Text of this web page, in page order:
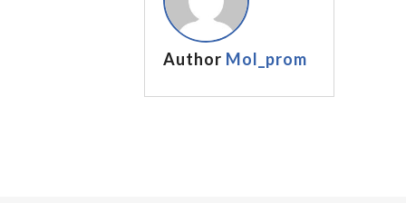
Author Mol_prom